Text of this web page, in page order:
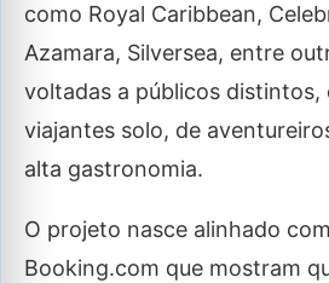
como Royal Caribbean,
Azamara, Silversea, entre
voltadas a públicos distintos,
viajantes solo, de
alta gastronomia.
O projeto nasce alinhado
Booking.com que mostram